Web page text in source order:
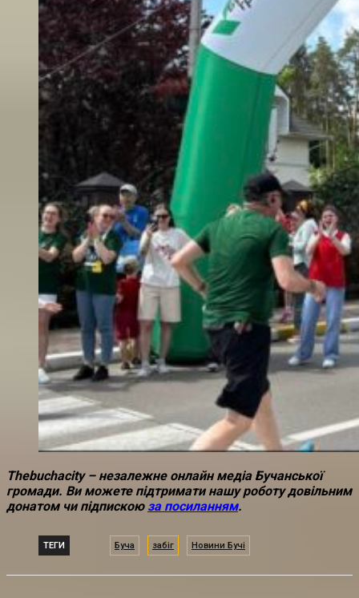
Thebuchacity – незалежне онлайн медіа Бучанської
громади. Ви можете підтримати нашу роботу довільним
донатом чи підпискою за посиланням.
ТЕГИ Буча забіг Новини Бучі